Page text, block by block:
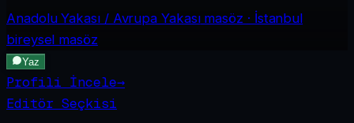
Anadolu Yakası / Avrupa Yakasımasöz · İstanbul
bireysel masöz
Yaz
Profili İncele→
Editör Seçkisi